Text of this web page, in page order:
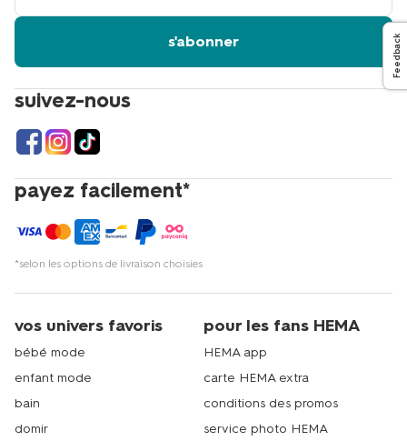
suivez-nous
payez facilement*
*selon les options de livraison choisies
s'abonner
vos univers favoris
bébé mode
enfant mode
bain
domir
pour les fans HEMA
HEMA app
carte HEMA extra
conditions des promos
service photo HEMA
Feedback